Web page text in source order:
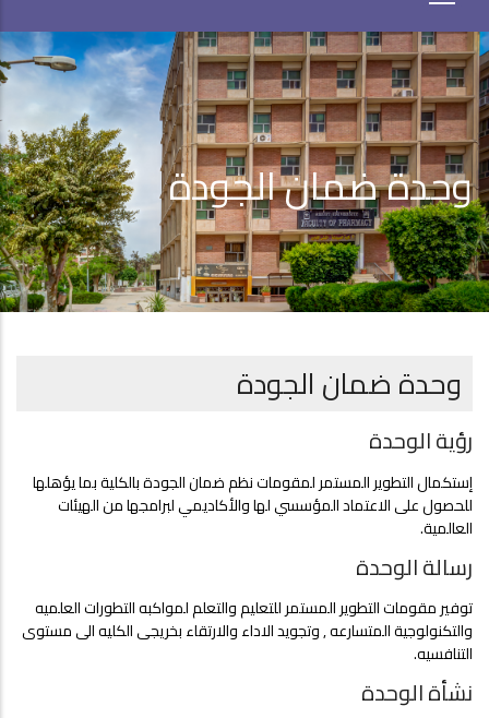
وحدة ضمان الجودة
وحدة ضمان الجودة
رؤية الوحدة
إستكمال التطوير المستمر لمقومات نظم ضمان الجودة بالكلية بما يؤهلها
للحصول على الاعتماد المؤسسي لها والأكاديمي لبرامجها من الهيئات
العالمية.
رسالة الوحدة
توفير مقومات التطوير المستمر للتعليم والتعلم لمواكبه التطورات العلميه
والتكنولوجية المتسارعه , وتجويد الاداء والارتقاء بخريجى الكليه الى مستوى
التنافسيه.
نشأة الوحدة